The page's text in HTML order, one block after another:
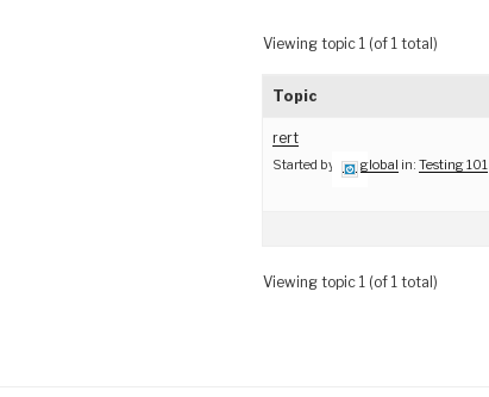
Viewing topic 1 (of 1 total)
Topic
rert
Started by: global in: Testing 101
Viewing topic 1 (of 1 total)